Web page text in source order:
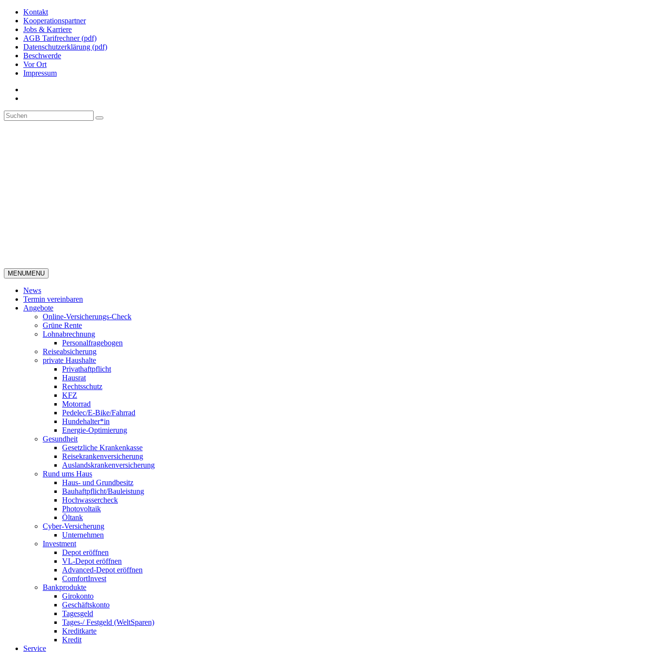
Kontakt
Kooperationspartner
Jobs & Karriere
AGB Tarifrechner (pdf)
Datenschutzerklärung (pdf)
Beschwerde
Vor Ort
Impressum
MENUMENU
News
Termin vereinbaren
Angebote
Online-Versicherungs-Check
Grüne Rente
Lohnabrechnung
Personalfragebogen
Reiseabsicherung
private Haushalte
Privathaftpflicht
Hausrat
Rechtsschutz
KFZ
Motorrad
Pedelec/E-Bike/Fahrrad
Hundehalter*in
Energie-Optimierung
Gesundheit
Gesetzliche Krankenkasse
Reisekrankenversicherung
Auslandskrankenversicherung
Rund ums Haus
Haus- und Grundbesitz
Bauhaftpflicht/Bauleistung
Hochwassercheck
Photovoltaik
Öltank
Cyber-Versicherung
Unternehmen
Investment
Depot eröffnen
VL-Depot eröffnen
Advanced-Depot eröffnen
ComfortInvest
Bankprodukte
Girokonto
Geschäftskonto
Tagesgeld
Tages-/ Festgeld (WeltSparen)
Kreditkarte
Kredit
Service